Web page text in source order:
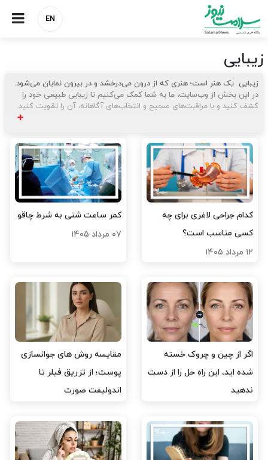
EN
زیبایی
زیبایی یک هنر است؛ هنری که از درون می‌درخشد و در بیرون نمایان می‌شود.
در این بخش از وب‌سایت، ما به شما کمک می‌کنیم تا زیبایی طبیعی خود را
کشف کنید و با مراقبت‌های صحیح و انتخاب‌های آگاهانه، آن را تقویت کنید.
انتخاب محصولات مناسب نهفته است. ما شما را با بهترین روش‌ها و محصولات
برای انواع پوست آشنا می‌کنیم.
مراقبت از مو:از توصیه‌های حرفه‌ای برای داشتن موهایی سالم و درخشان تا
روش‌های مقابله با مشکلاتی چون ریزش مو و خشکی مو، همه و همه در این
محصولات زیبایی:
بررسی تخصصی و معرفی محصولات برتر در حوزه زیبایی، از
لوازم آرایشی گرفته تا محصولات مراقبتی.
در بخش زیبایی، هدف ما این است که شما را در سفر به سوی زیبایی طبیعی و
می‌گیرد و با به اشتراک‌گذاری دانسته‌ها و تجربه‌هایمان، تلاش می‌کنیم تا شما
بهترین نسخه از خودتان باشید.
➕
کدام جراحی لاغری برای چه
کسی مناسب است؟
۱۲ مرداد ۱۴۰۵
کمر ساعت شنی به شرط چاقو
۰۷ مرداد ۱۴۰۵
اگر از چین و چروک خسته
شده اید، این راه حل را از دست
ندهید
مقایسه روش های جوانسازی
پوست؛ از تزریق فیلر تا
اندولیفت صورت